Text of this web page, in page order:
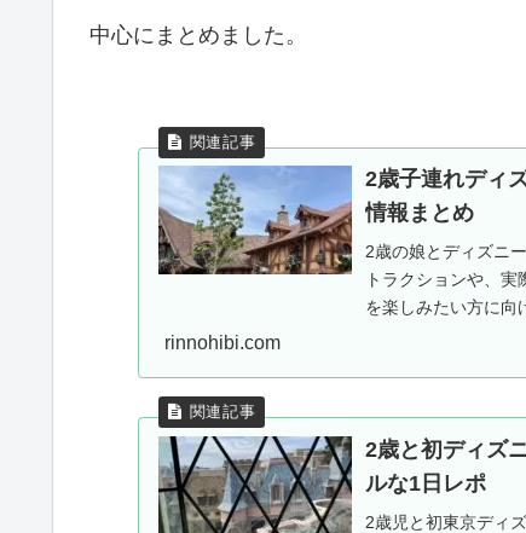
中心にまとめました。
2歳子連れディ
情報まとめ
2歳の娘とディズニ
トラクションや、
を楽しみたい方に向
rinnohibi.com
2歳と初ディズ
ルな1日レポ
2歳児と初東京ディ